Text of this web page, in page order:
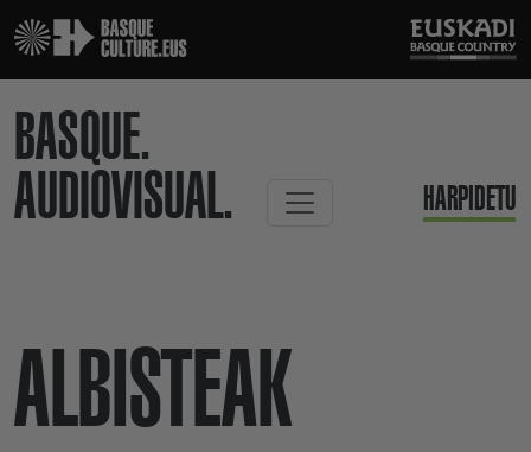
BASQUE.
AUDIOVISUAL.
HARPIDETU
ALBISTEAK